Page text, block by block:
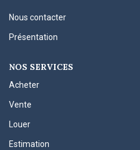
Nous contacter
Présentation
NOS SERVICES
Acheter
Vente
Louer
Estimation